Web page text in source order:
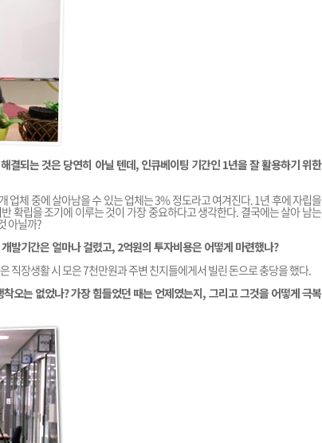
결되는 것은 당연히 아닐 텐데, 인큐베이팅 기간인 1년을 잘 활용하기 위한
업체 중에 살아남을 수 있는 업체는 3% 정도라고 여겨진다. 1년 후에 자립을
확립을 조기에 이루는 것이 가장 중요하다고 생각한다. 결국에는 살아 남는
아닐까?
발기간은 얼마나 걸렸고, 2억원의 투자비용은 어떻게 마련했나?
직장생활 시 모은 7천만원과 주변 친지들에게서 빌린 돈으로 충당을 했다.
오는 없었나? 가장 힘들었던 때는 언제였는지, 그리고 그것을 어떻게 극복